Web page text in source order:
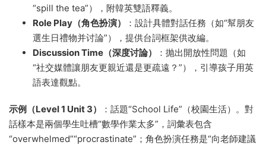
“spill the tea”），附韓英雙語釋義。
Role Play（角色扮演）
：設計具體對話任務（如“幫朋友
選生日禮物并讨論”），提供台詞框架供改編。
Discussion Time（深度讨論）
：抛出開放性問題（如
“社交媒體讓朋友更親近還是更疏遠？”），引導孩子用英
語表達觀點。
示例（Level 1 Unit 3）
：話題“School Life”（校園生活）。對
話樣本是兩個學生吐槽“數學作業太多”，詞彙表包含
“overwhelmed”“procrastinate”；角色扮演任務是“向老師建議